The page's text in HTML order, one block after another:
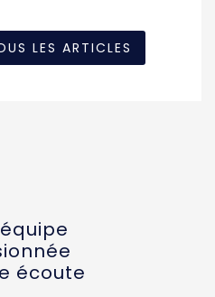
LES ARTICLES
écoute